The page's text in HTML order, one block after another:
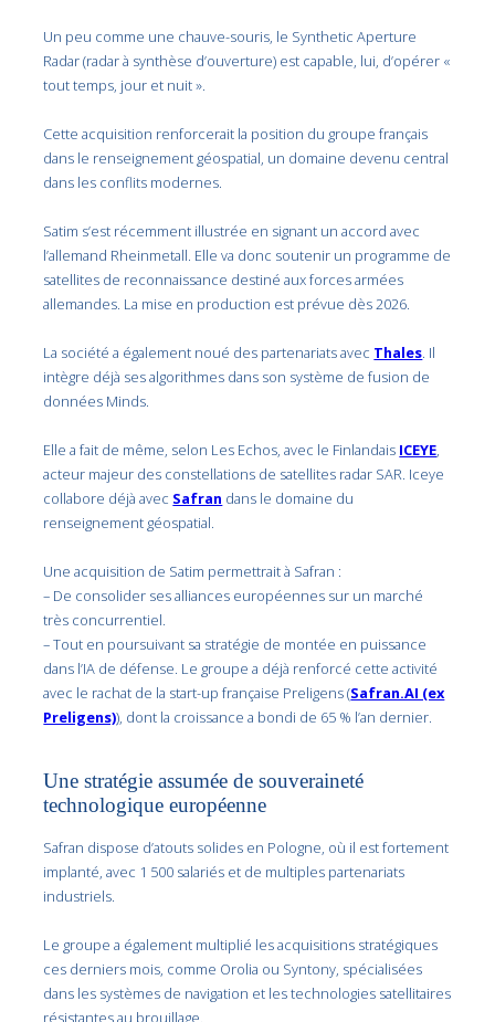
Un peu comme une chauve-souris, le Synthetic Aperture
Radar (radar à synthèse d’ouverture) est capable, lui, d’opérer «
tout temps, jour et nuit ».
Cette acquisition renforcerait la position du groupe français
dans le renseignement géospatial, un domaine devenu central
dans les conflits modernes.
Satim s’est récemment illustrée en signant un accord avec
l’allemand Rheinmetall. Elle va donc soutenir un programme de
satellites de reconnaissance destiné aux forces armées
allemandes. La mise en production est prévue dès 2026.
La société a également noué des partenariats avec Thales. Il
intègre déjà ses algorithmes dans son système de fusion de
données Minds.
Elle a fait de même, selon Les Echos, avec le Finlandais ICEYE,
acteur majeur des constellations de satellites radar SAR. Iceye
collabore déjà avec Safran dans le domaine du
renseignement géospatial.
Une acquisition de Satim permettrait à Safran :
– De consolider ses alliances européennes sur un marché
très concurrentiel.
– Tout en poursuivant sa stratégie de montée en puissance
dans l’IA de défense. Le groupe a déjà renforcé cette activité
avec le rachat de la start-up française Preligens (Safran.AI (ex
Preligens)), dont la croissance a bondi de 65 % l’an dernier.
Une stratégie assumée de souveraineté
technologique européenne
Safran dispose d’atouts solides en Pologne, où il est fortement
implanté, avec 1 500 salariés et de multiples partenariats
industriels.
Le groupe a également multiplié les acquisitions stratégiques
ces derniers mois, comme Orolia ou Syntony, spécialisées
dans les systèmes de navigation et les technologies satellitaires
résistantes au brouillage.